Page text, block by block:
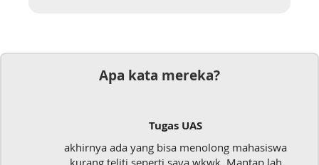
Apa kata mereka?
Tugas UAS
akhirnya ada yang bisa menolong mahasiswa
kurang teliti seperti saya wkwk. Mantap lah